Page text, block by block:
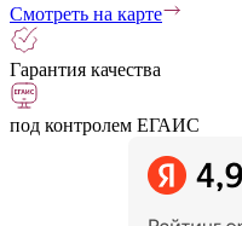
Смотреть на карте
Гарантия качества
под контролем ЕГАИС